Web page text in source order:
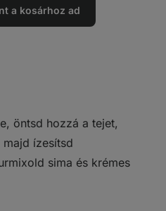
a kosárhoz ad
öntsd hozzá a tejet,
ízesítsd
sima és krémes